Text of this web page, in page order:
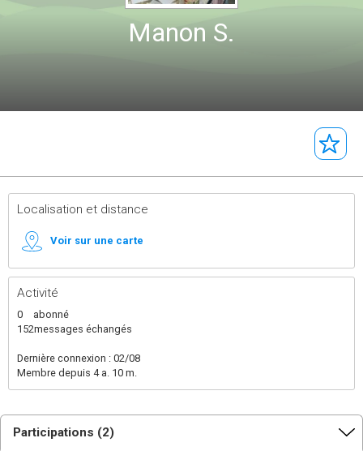
Manon S.
Localisation et distance
Voir sur une carte
Activité
0
abonné
152messages échangés
Dernière connexion : 02/08
Membre depuis 4 a. 10 m.
Participations (2)